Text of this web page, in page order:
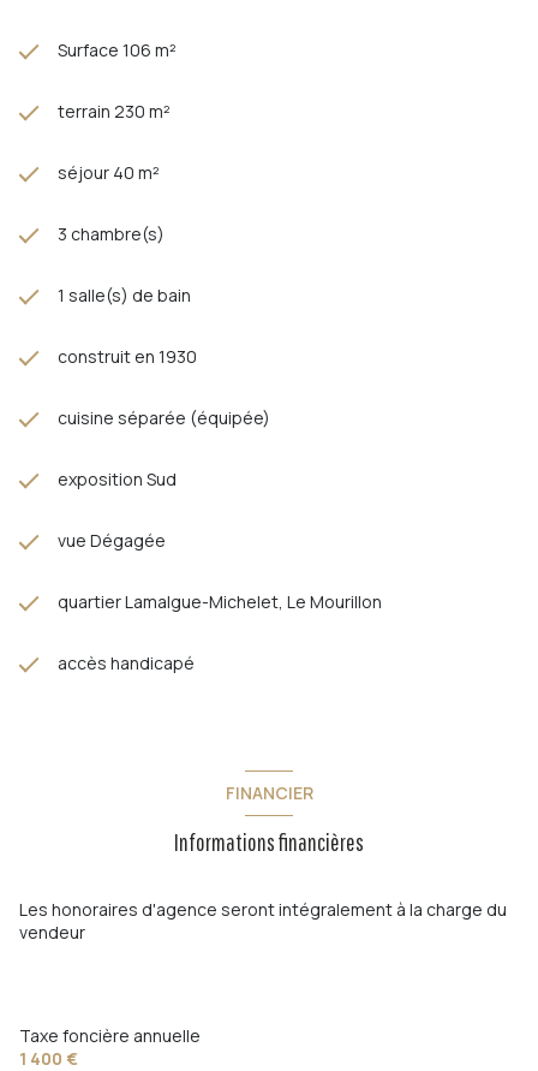
Surface 106 m²
terrain 230 m²
séjour 40 m²
3 chambre(s)
1 salle(s) de bain
construit en 1930
cuisine séparée (équipée)
exposition Sud
vue Dégagée
quartier Lamalgue-Michelet, Le Mourillon
accès handicapé
FINANCIER
Informations financières
Les honoraires d'agence seront intégralement à la charge du
vendeur
Taxe foncière annuelle
1 400 €